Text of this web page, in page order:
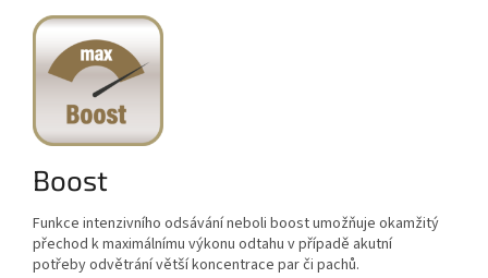
Boost
Funkce intenzivního odsávání neboli boost umožňuje okamžitý
přechod k maximálnímu výkonu odtahu v případě akutní
potřeby odvětrání větší koncentrace par či pachů.